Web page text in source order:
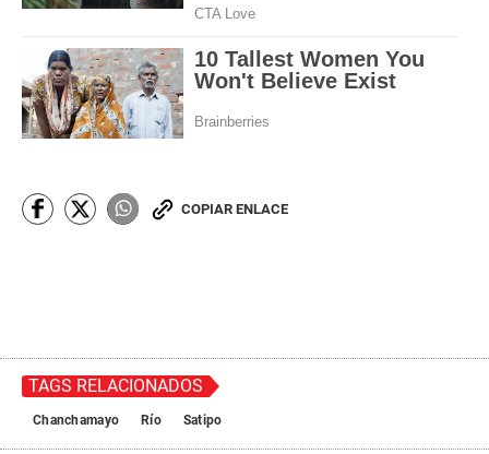
COPIAR ENLACE
TAGS RELACIONADOS
Chanchamayo Río Satipo